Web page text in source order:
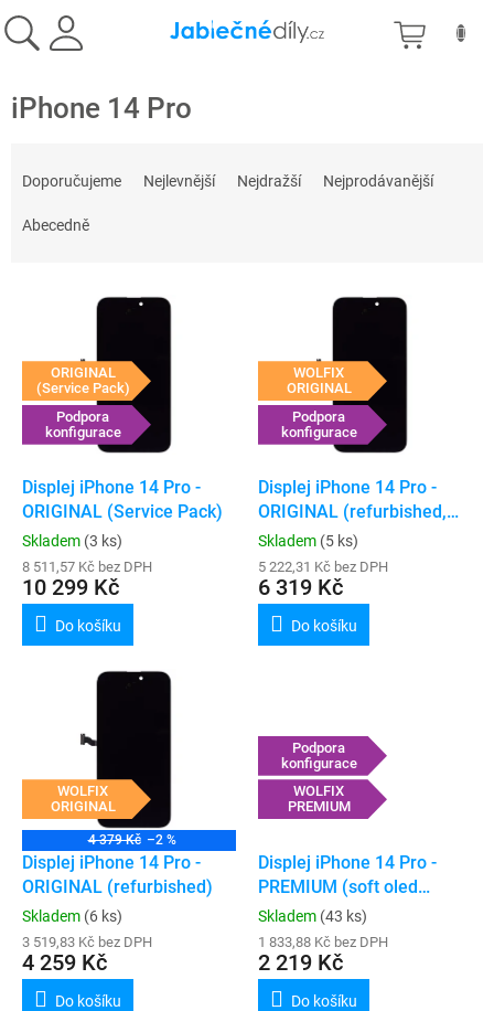
na
obsah
iPhone 14 Pro
Doporučujeme Nejlevnější Nejdražší Nejprodávanější
Abecedně
ORIGINAL
(Service Pack)
Podpora
konfigurace
Displej iPhone 14 Pro -
ORIGINAL (Service Pack)
Skladem (3 ks)
8 511,57 Kč bez DPH
10 299 Kč
Do košíku
WOLFIX
ORIGINAL
Podpora
konfigurace
Displej iPhone 14 Pro -
ORIGINAL (refurbished,
podpora konfigurace)
Skladem (5 ks)
5 222,31 Kč bez DPH
6 319 Kč
Do košíku
WOLFIX
ORIGINAL
4 379 Kč –2 %
Displej iPhone 14 Pro -
ORIGINAL (refurbished)
Skladem (6 ks)
3 519,83 Kč bez DPH
4 259 Kč
Do košíku
Podpora
konfigurace
WOLFIX
PREMIUM
Displej iPhone 14 Pro -
PREMIUM (soft oled
120hz, podpora
konfigurace)
Skladem (43 ks)
1 833,88 Kč bez DPH
2 219 Kč
Do košíku